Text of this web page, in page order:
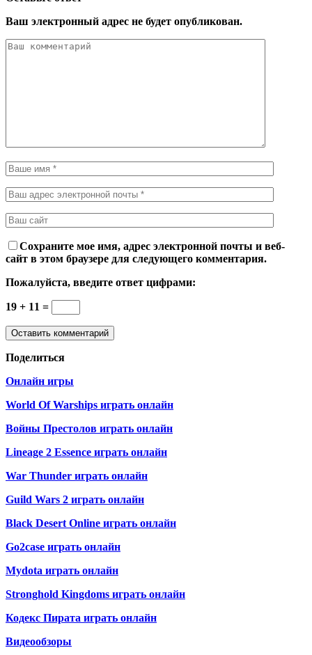
Ваш электронный адрес не будет опубликован.
Сохраните мое имя, адрес электронной почты и веб-
сайт в этом браузере для следующего комментария.
Пожалуйста, введите ответ цифрами:
19 + 11 =
Поделиться
Онлайн игры
World Of Warships играть онлайн
Войны Престолов играть онлайн
Lineage 2 Essence играть онлайн
War Thunder играть онлайн
Guild Wars 2 играть онлайн
Black Desert Online играть онлайн
Go2case играть онлайн
Mydota играть онлайн
Stronghold Kingdoms играть онлайн
Кодекс Пирата играть онлайн
Видеообзоры